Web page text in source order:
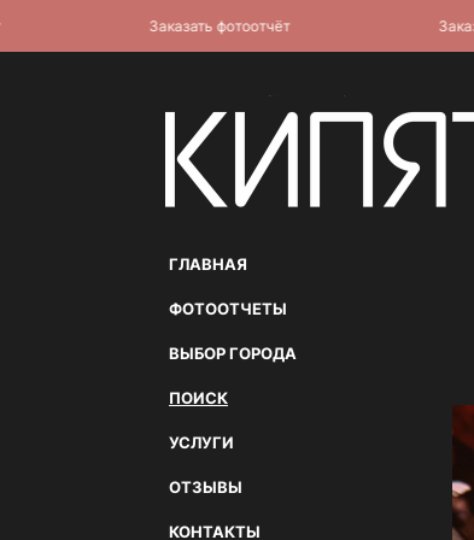
ГЛАВНАЯ
ФОТООТЧЕТЫ
ВЫБОР ГОРОДА
ПОИСК
УСЛУГИ
ОТЗЫВЫ
КОНТАКТЫ
Заказать фотоотчёт Заказать